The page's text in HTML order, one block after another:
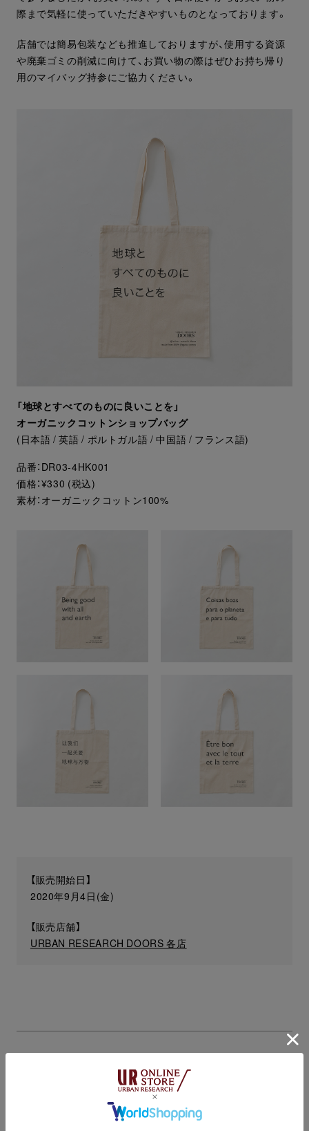
際まで気軽に使っていただきやすいものとなっております。
店舗では簡易包装なども推進しておりますが、使用する資源
や廃棄ゴミの削減に向けて、お買い物の際はぜひお持ち帰り
用のマイバッグ持参にご協力ください。
「地球とすべてのものに良いことを」
オーガニックコットンショップバッグ
(日本語 / 英語 / ポルトガル語 / 中国語 / フランス語)
品番：DR03-4HK001
価格：¥330 (税込)
素材：オーガニックコットン100%
【販売開始日】
2020年9月4日(金)
【販売店舗】
URBAN RESEARCH DOORS 各店